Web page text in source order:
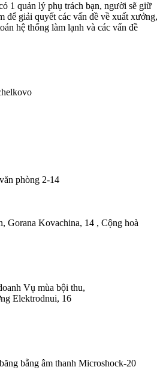
1 quản lý phụ trách bạn, người sẽ giữ
để giải quyết các vấn đề về xuất xưởng,
hệ thống làm lạnh và các vấn đề
phòng 2-14
Gorana Kovachina, 14 , Cộng hoà
Vụ mùa bội thu,
Elektrodnui, 16
bằng âm thanh Microshock-20